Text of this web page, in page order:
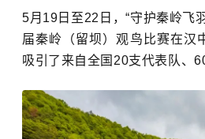
5月19日至22日，“守护秦岭飞
届秦岭（留坝）观鸟比赛在汉
吸引了来自全国20支代表队、